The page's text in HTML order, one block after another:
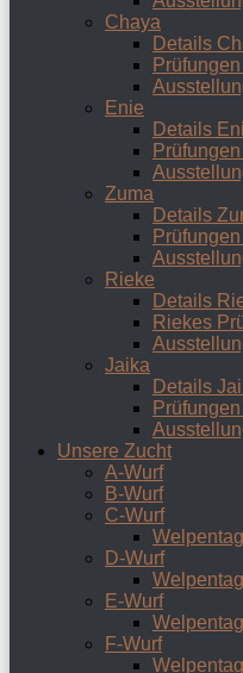
Chaya
Details
Enie
Details
Zuma
Details
Rieke
Details
Riekes
Jaika
Details
Unsere Zucht
A-Wurf
B-Wurf
C-Wurf
D-Wurf
E-Wurf
F-Wurf